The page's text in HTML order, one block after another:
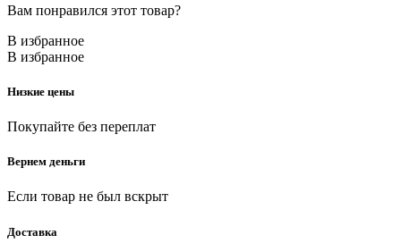
Вам понравился этот товар?
В избранное
В избранное
Низкие цены
Покупайте без переплат
Вернем деньги
Если товар не был вскрыт
Доставка